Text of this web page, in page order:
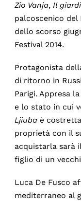
Zio Vanja, Il
palcoscenico
dello scorso
Festival 2014.
Protagonista
di ritorno in
Parigi. Appresa
e lo stato in cui
Ljiubaè costretta
proprietà con il
acquistarla sarà
figlio di un
Luca De Fusco
mediterraneo al